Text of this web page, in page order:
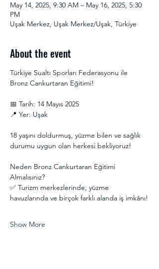
May 14, 2025, 9:30 AM – May 16, 2025, 5:30
PM
Uşak Merkez, Uşak Merkez/Uşak, Türkiye
About the event
Türkiye Sualtı Sporları Federasyonu ile
Bronz Cankurtaran Eğitimi!
📅 Tarih: 14 Mayıs 2025
📍 Yer: Uşak
18 yaşını doldurmuş, yüzme bilen ve sağlık
durumu uygun olan herkesi bekliyoruz!
Neden Bronz Cankurtaran Eğitimi
Almalısınız?
✅ Turizm merkezlerinde, yüzme
havuzlarında ve birçok farklı alanda iş imkânı!
Show More